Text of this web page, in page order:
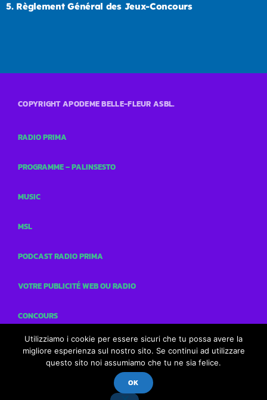
5. Règlement Général des Jeux-Concours
COPYRIGHT APODEME BELLE-FLEUR ASBL.
RADIO PRIMA
PROGRAMME – PALINSESTO
MUSIC
MSL
PODCAST RADIO PRIMA
VOTRE PUBLICITÉ WEB OU RADIO
CONCOURS
CONTACTS
Utilizziamo i cookie per essere sicuri che tu possa avere la
migliore esperienza sul nostro sito. Se continui ad utilizzare
questo sito noi assumiamo che tu ne sia felice.
OK